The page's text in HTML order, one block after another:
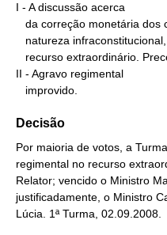
I - A discussão acerca
II - Agravo regimental
   improvido.
Decisão
Por maioria de votos, a
regimental no recurso
Relator; vencido o Ministro
justificadamente, o Ministro
Lúcia. 1ª Turma, 02.09.2008.